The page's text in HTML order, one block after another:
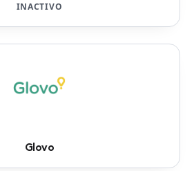
INACTIVO
Glovo